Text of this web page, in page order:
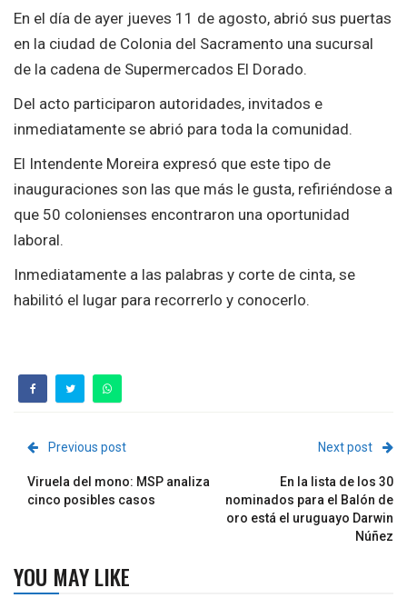
En el día de ayer jueves 11 de agosto, abrió sus puertas
en la ciudad de Colonia del Sacramento una sucursal
de la cadena de Supermercados El Dorado.
Del acto participaron autoridades, invitados e
inmediatamente se abrió para toda la comunidad.
El Intendente Moreira expresó que este tipo de
inauguraciones son las que más le gusta, refiriéndose a
que 50 colonienses encontraron una oportunidad
laboral.
Inmediatamente a las palabras y corte de cinta, se
habilitó el lugar para recorrerlo y conocerlo.
Previous post
Viruela del mono: MSP analiza
cinco posibles casos
Next post
En la lista de los 30
nominados para el Balón de
oro está el uruguayo Darwin
Núñez
YOU MAY LIKE